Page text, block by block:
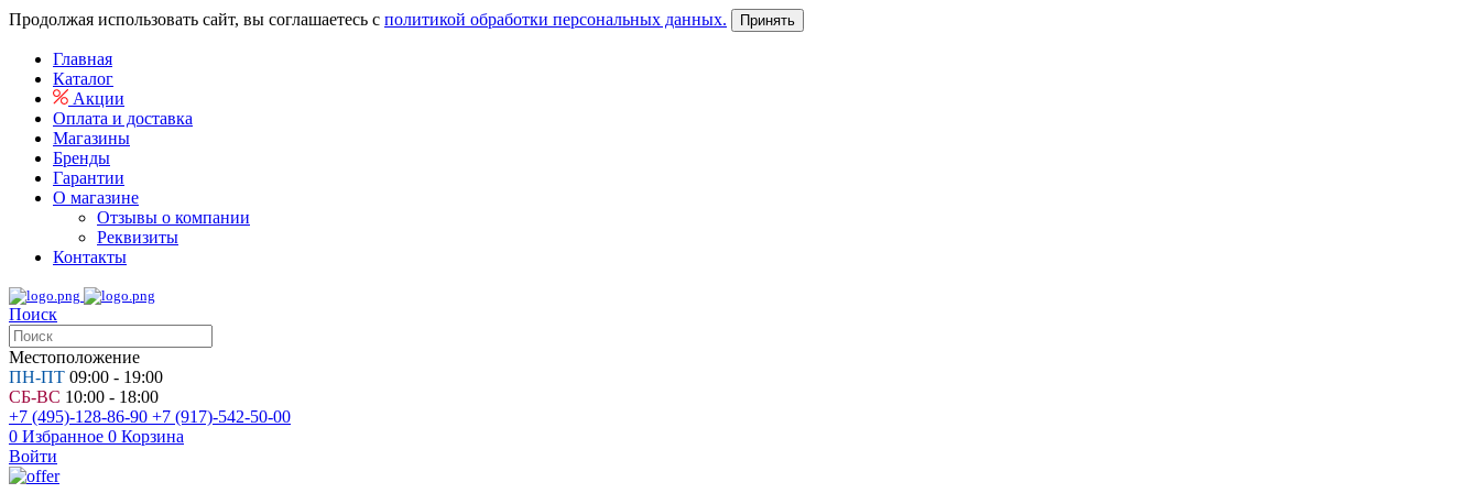
Продолжая использовать сайт, вы соглашаетесь с политикой обработки персональных данных. Принять
Главная
Каталог
Акции
Оплата и доставка
Магазины
Бренды
Гарантии
О магазине
Отзывы о компании
Реквизиты
Контакты
Поиск
Местоположение
ПН-ПТ 09:00 - 19:00
СБ-ВС 10:00 - 18:00
+7 (495)-128-86-90 +7 (917)-542-50-00
0 Избранное 0 Корзина
Войти